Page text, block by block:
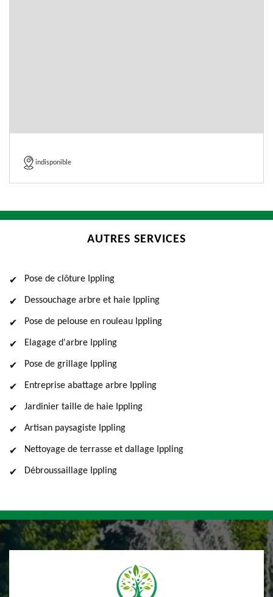
indisponible
AUTRES SERVICES
Pose de clôture Ippling
Dessouchage arbre et haie Ippling
Pose de pelouse en rouleau Ippling
Elagage d'arbre Ippling
Pose de grillage Ippling
Entreprise abattage arbre Ippling
Jardinier taille de haie Ippling
Artisan paysagiste Ippling
Nettoyage de terrasse et dallage Ippling
Débroussaillage Ippling